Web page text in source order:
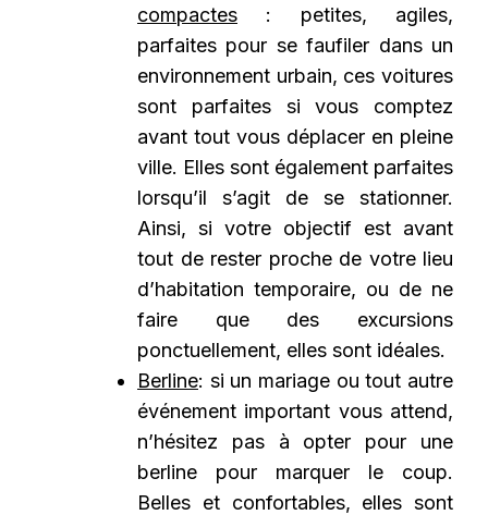
compactes : petites, agiles,
parfaites pour se faufiler dans un
environnement urbain, ces voitures
sont parfaites si vous comptez
avant tout vous déplacer en pleine
ville. Elles sont également parfaites
lorsqu’il s’agit de se stationner.
Ainsi, si votre objectif est avant
tout de rester proche de votre lieu
d’habitation temporaire, ou de ne
faire que des excursions
ponctuellement, elles sont idéales.
Berline: si un mariage ou tout autre
événement important vous attend,
n’hésitez pas à opter pour une
berline pour marquer le coup.
Belles et confortables, elles sont